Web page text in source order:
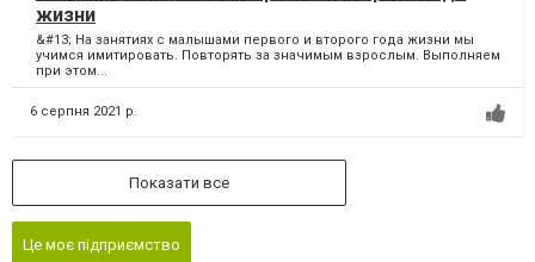
жизни
&#13; На занятиях с малышами первого и второго года жизни мы
учимся имитировать. Повторять за значимым взрослым. Выполняем
при этом...
6 серпня 2021 р.
Показати все
Це моє підприємство